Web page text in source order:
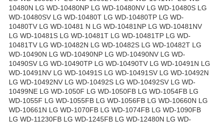
10480N LG WD-10480NP LG WD-10480NV LG WD-10480S LG
WD-10480SV LG WD-10480T LG WD-10480TP LG WD-
10480TV LG WD-10481 N LG WD-10481NP LG WD-10481NV
LG WD-10481S LG WD-10481T LG WD-10481TP LG WD-
10481TV LG WD-10482N LG WD-10482S LG WD-10482T LG
WD-10490N LG WD-10490NP LG WD-10490NV LG WD-
10490SV LG WD-10490TP LG WD-10490TV LG WD-10491N LG
WD-10491NV LG WD-10491S LG WD-10491SV LG WD-10492N
LG WD-10492NV LG WD-10492S LG WD-10492SV LG WD-
10499NE LG WD-1050F LG WD-1050FB LG WD-1054FB LG
WD-1055F LG WD-1055FB LG WD-1056FB LG WD-10660N LG
WD-10661N LG WD-1070FB LG WD-1074FB LG WD-1090FB
LG WD-11230FB LG WD-1245FB LG WD-12480N LG WD-